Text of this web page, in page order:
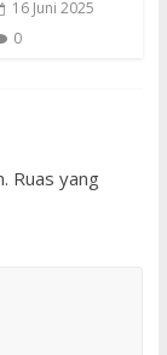
16 Juni 2025
0
Ruas yang